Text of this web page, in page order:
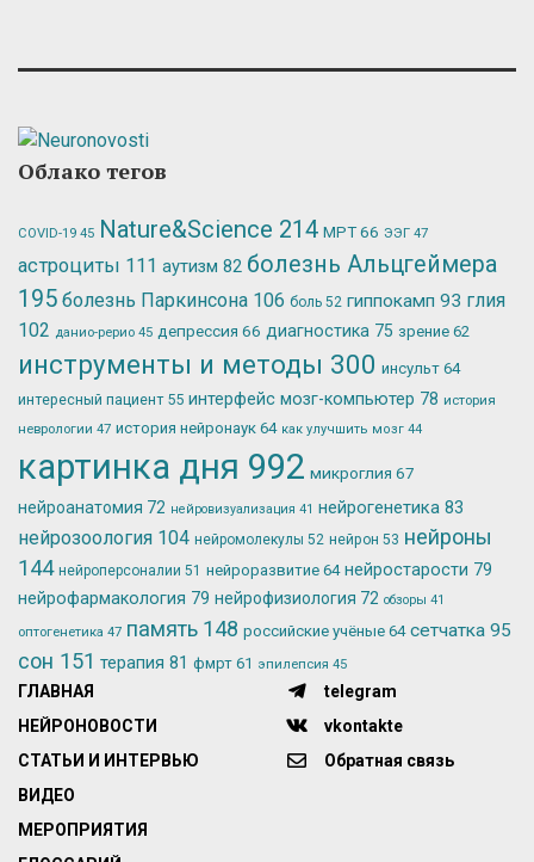
Облако тегов
COVID-19 45 Nature&Science 214 МРТ66 ЭЭГ 47
астроциты 111 аутизм 82 болезнь Альцгеймера
195 болезнь Паркинсона 106 боль 52 гиппокамп 93 глия
102 данио-рерио 45 депрессия 66 диагностика 75 зрение 62
инструменты и методы 300 инсульт 64
интересный пациент 55 интерфейс мозг-компьютер 78 история
неврологии 47 история нейронаук 64 как улучшить мозг 44
картинка дня 992 микроглия 67
нейроанатомия 72 нейровизуализация 41 нейрогенетика 83
нейрозоология 104 нейромолекулы 52 нейрон 53 нейроны
144 нейроперсоналии 51 нейроразвитие 64 нейростарости 79
нейрофармакология 79 нейрофизиология 72 обзоры 41
оптогенетика 47 память 148 российские учёные 64 сетчатка 95
сон 151 терапия 81 фмрт 61 эпилепсия 45
ГЛАВНАЯ
НЕЙРОНОВОСТИ
СТАТЬИ И ИНТЕРВЬЮ
ВИДЕО
МЕРОПРИЯТИЯ
telegram
vkontakte
Обратная связь